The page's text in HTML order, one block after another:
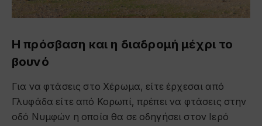
Η πρόσβαση και η διαδρομή μέχρι το
βουνό
Για να φτάσεις στο Χέρωμα, είτε έρχεσαι από
Γλυφάδα είτε από Κορωπί, πρέπει να φτάσεις στην
οδό Νυμφών η οποία θα σε οδηγήσει στον Ιερό